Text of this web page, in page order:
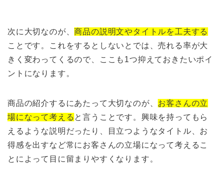
次に大切なのが、商品の説明文やタイトルを工夫する
ことです。これをするとしないとでは、売れる率が大
きく変わってくるので、ここも1つ抑えておきたいポイ
ントになります。
商品の紹介するにあたって大切なのが、 お客さんの立
場になって考える と言うことです。興味を持ってもら
えるような説明だったり、目立つようなタイトル、お
得感を出すなど常にお客さんの立場になって考えるこ
とによって目に留まりやすくなります。